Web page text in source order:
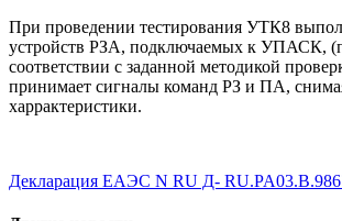
При проведении тестирования УТК8
устройств РЗА, подключаемых к УПАСК,
соответствии с заданной методикой
принимает сигналы команд РЗ и ПА,
харрактеристики.
Декларация ЕАЭС N RU Д-